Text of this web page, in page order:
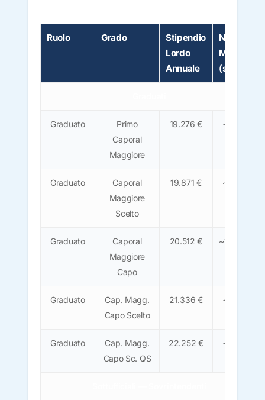
Ruolo Grado
Stipendio
Lordo
Annuale
Netto
Mensile
(stima)
Graduato
Primo
Caporal
Maggiore
19.276 €
~1.200
Graduato
Caporal
Maggiore
Scelto
19.871 €
~1.230
Graduato
Caporal
Maggiore
Capo
20.512 € ~1.270 €
Graduato
Cap. Magg.
Capo Scelto
21.336 €
~1.320
Graduato
Cap. Magg.
Capo Sc. QS
22.252 €
~1.380